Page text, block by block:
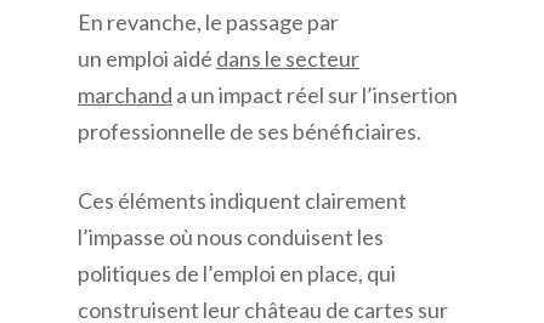
En revanche, le passage par
un emploi aidé dans le secteur
marchand a un impact réel sur l’insertion
professionnelle de ses bénéficiaires.
Ces éléments indiquent clairement
l’impasse où nous conduisent les
politiques de l’emploi en place, qui
construisent leur château de cartes sur